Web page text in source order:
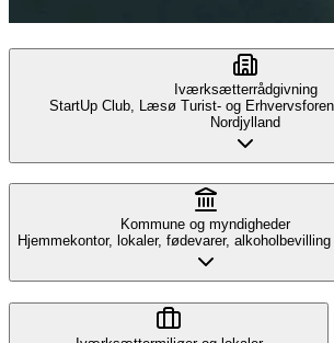
Iværksætterrådgivning
StartUp Club, Læsø Turist- og
Nordjylland
Kommune og myndigheder
Hjemmekontor, lokaler, fødevarer, alkoholbevilling